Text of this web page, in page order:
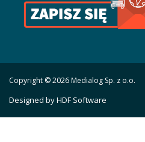
Copyright © 2026 Medialog Sp. z o.o.
Designed by HDF Software